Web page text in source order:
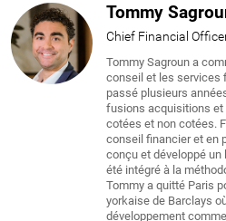
Tommy
Chief Financial
Tommy Sagroun a
conseil et les services
passé plusieurs
fusions acquisitions et
cotées et non cotées.
conseil financier et en
conçu et développé
été intégré à la
Tommy a quitté Paris
yorkaise de Barclays
développement